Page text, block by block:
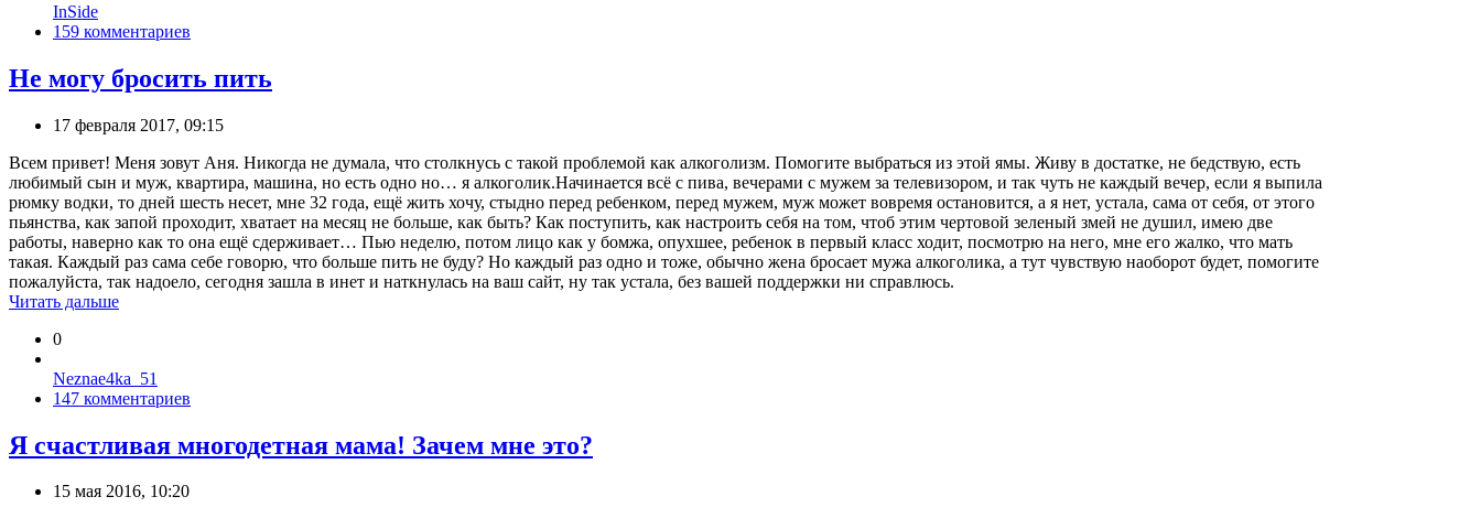
InSide
159 комментариев
Не могу бросить пить
17 февраля 2017, 09:15
Всем привет! Меня зовут Аня. Никогда не думала, что столкнусь с такой проблемой как алкоголизм. Помогите выбраться из этой ямы. Живу в достатке, не бедствую, есть
любимый сын и муж, квартира, машина, но есть одно но… я алкоголик.Начинается всё с пива, вечерами с мужем за телевизором, и так чуть не каждый вечер, если я выпила
рюмку водки, то дней шесть несет, мне 32 года, ещё жить хочу, стыдно перед ребенком, перед мужем, муж может вовремя остановится, а я нет, устала, сама от себя, от этого
пьянства, как запой проходит, хватает на месяц не больше, как быть? Как поступить, как настроить себя на том, чтоб этим чертовой зеленый змей не душил, имею две
работы, наверно как то она ещё сдерживает… Пью неделю, потом лицо как у бомжа, опухшее, ребенок в первый класс ходит, посмотрю на него, мне его жалко, что мать
такая. Каждый раз сама себе говорю, что больше пить не буду? Но каждый раз одно и тоже, обычно жена бросает мужа алкоголика, а тут чувствую наоборот будет, помогите
пожалуйста, так надоело, сегодня зашла в инет и наткнулась на ваш сайт, ну так устала, без вашей поддержки ни справлюсь.
Читать дальше
0
Neznae4ka_51
147 комментариев
Я счастливая многодетная мама! Зачем мне это?
15 мая 2016, 10:20